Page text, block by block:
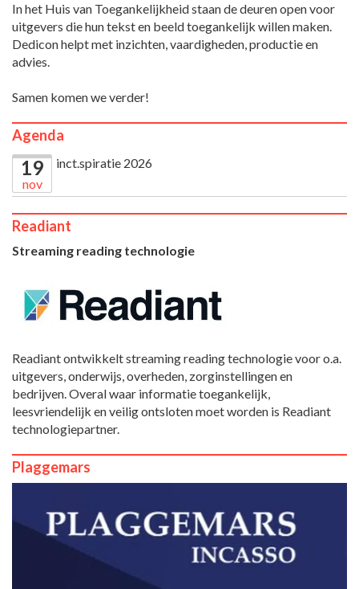
In het Huis van Toegankelijkheid staan de deuren open voor
uitgevers die hun tekst en beeld toegankelijk willen maken.
Dedicon helpt met inzichten, vaardigheden, productie en
advies.
Samen komen we verder!
Agenda
19
nov
inct.spiratie 2026
Readiant
Streaming reading technologie
Readiant ontwikkelt streaming reading technologie voor o.a.
uitgevers, onderwijs, overheden, zorginstellingen en
bedrijven. Overal waar informatie toegankelijk,
leesvriendelijk en veilig ontsloten moet worden is Readiant
technologiepartner.
Plaggemars